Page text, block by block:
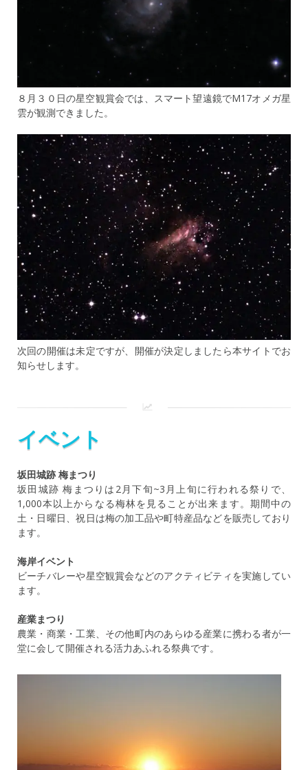
８月３０日の星空観賞会では、スマート望遠鏡でM17オメガ星
雲が観測できました。
次回の開催は未定ですが、開催が決定しましたら本サイトでお
知らせします。
イベント
坂田城跡 梅まつり
坂田城跡 梅まつりは2月下旬~3月上旬に行われる祭りで、
1,000本以上からなる梅林を見ることが出来ます。期間中の
土・日曜日、祝日は梅の加工品や町特産品などを販売しており
ます。
海岸イベント
ビーチバレーや星空観賞会などのアクティビティを実施してい
ます。
産業まつり
農業・商業・工業、その他町内のあらゆる産業に携わる者が一
堂に会して開催される活力あふれる祭典です。